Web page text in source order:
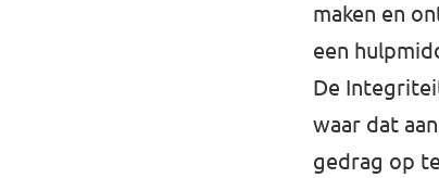
maken en
een
De
waar dat
gedrag op